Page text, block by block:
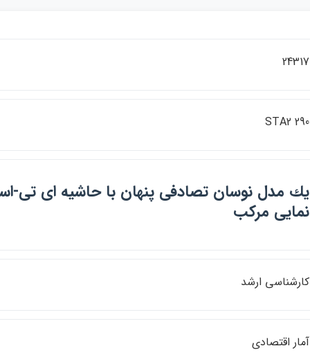
24317
STA2 290
نمايي مركب
كارشناسي ارشد
آمار اقتصادي